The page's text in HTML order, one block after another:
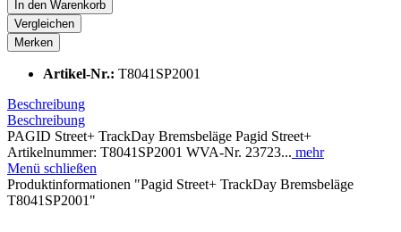
In den Warenkorb
Vergleichen
Merken
Artikel-Nr.: T8041SP2001
Beschreibung
Beschreibung
PAGID Street+ TrackDay Bremsbeläge Pagid Street+
Artikelnummer: T8041SP2001 WVA-Nr. 23723... mehr
Menü schließen
Produktinformationen "Pagid Street+ TrackDay Bremsbeläge
T8041SP2001"